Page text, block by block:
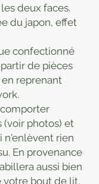
deux faces.
du japon, effet
confectionné
de pièces
reprenant
photos) et
n'enlèvent rien
En provenance
aussi bien
votre bout de lit,